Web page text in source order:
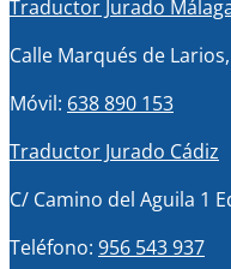
Traductor Jurado
Calle Marqués de
Móvil: 638 890 153
Traductor Jurado Cádiz
C/ Camino del Aguila 1
Teléfono: 956 543 937